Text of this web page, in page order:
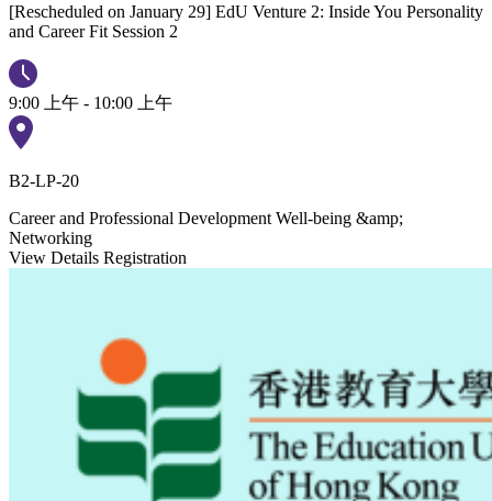
[Rescheduled on January 29] EdU Venture 2: Inside You Personality
and Career Fit Session 2
9:00 上午 - 10:00 上午
B2-LP-20
Career and Professional Development Well-being &amp;
Networking
View Details Registration